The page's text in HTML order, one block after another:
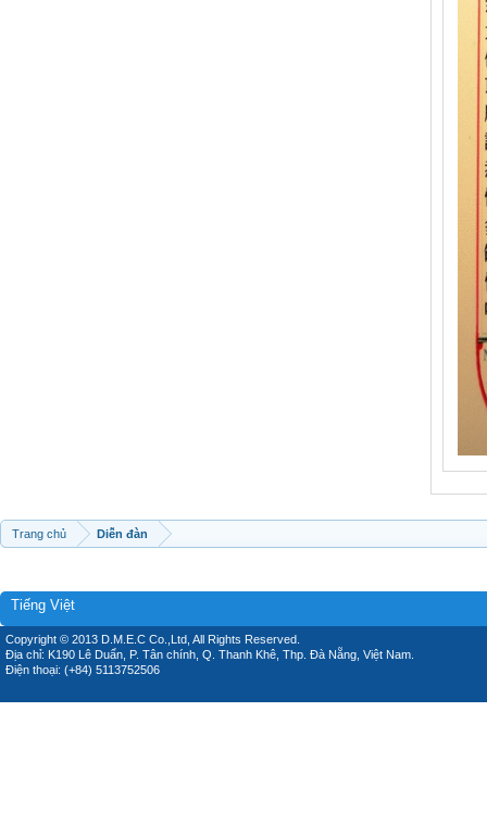
Trang chủ Diễn đàn
Tiếng Việt
Copyright © 2013 D.M.E.C Co.,Ltd, All Rights Reserved.
Địa chỉ: K190 Lê Duẩn, P. Tân chính, Q. Thanh Khê, Thp. Đà Nẵng, Việt Nam.
Điện thoại: (+84) 5113752506